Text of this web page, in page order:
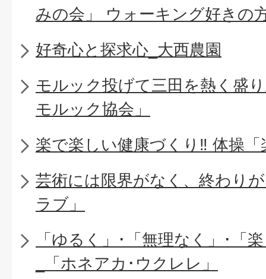
みの会」 ウォーキング好きの
好奇心と探求心_大西農園
モルック投げて三田を熱く盛
モルック協会」
楽で楽しい健康づくり‼ 体操
芸術には限界がなく、終わり
ラブ」
「ゆるく」･「無理なく」･「
_「ホネアカ･ウクレレ」